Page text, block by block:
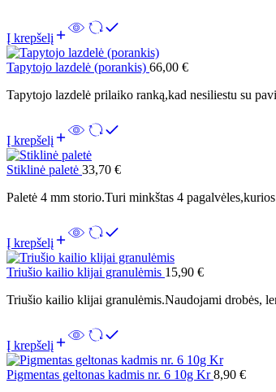
Į krepšelį
Tapytojo lazdelė (porankis) 66,00 €
Tapytojo lazdelė prilaiko ranką,kad nesiliestu su
Į krepšelį
Stiklinė paletė 33,70 €
Paletė 4 mm storio.Turi minkštas 4
Į krepšelį
Triušio kailio klijai granulėmis 15,90 €
Triušio kailio klijai granulėmis.Naudojami drobės,
Į krepšelį
Pigmentas geltonas kadmis nr. 6 10g Kr8,90 €